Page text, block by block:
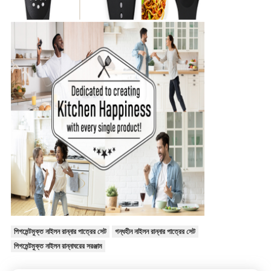
পিগমেন্টমুক্ত নাইলন রান্নার পাত্রের সেট
গন্ধহীন নাইলন রান্নার পাত্রের সেট
পিগমেন্টমুক্ত নাইলন রান্নাঘরের সরঞ্জাম